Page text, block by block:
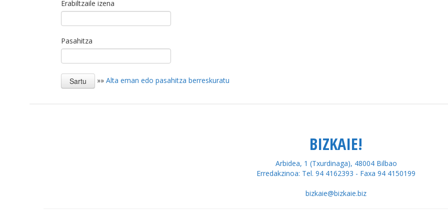
Erabiltzaile izena
Pasahitza
»» Alta eman edo pasahitza berreskuratu
BIZKAIE!
Arbidea, 1 (Txurdinaga), 48004 Bilbao
Erredakzinoa: Tel. 94 4162393 - Faxa 94 4150199
bizkaie@bizkaie.biz